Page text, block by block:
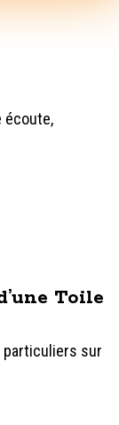
écoute,
Toile
sur